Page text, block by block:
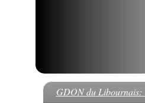
GDON du Libournais: